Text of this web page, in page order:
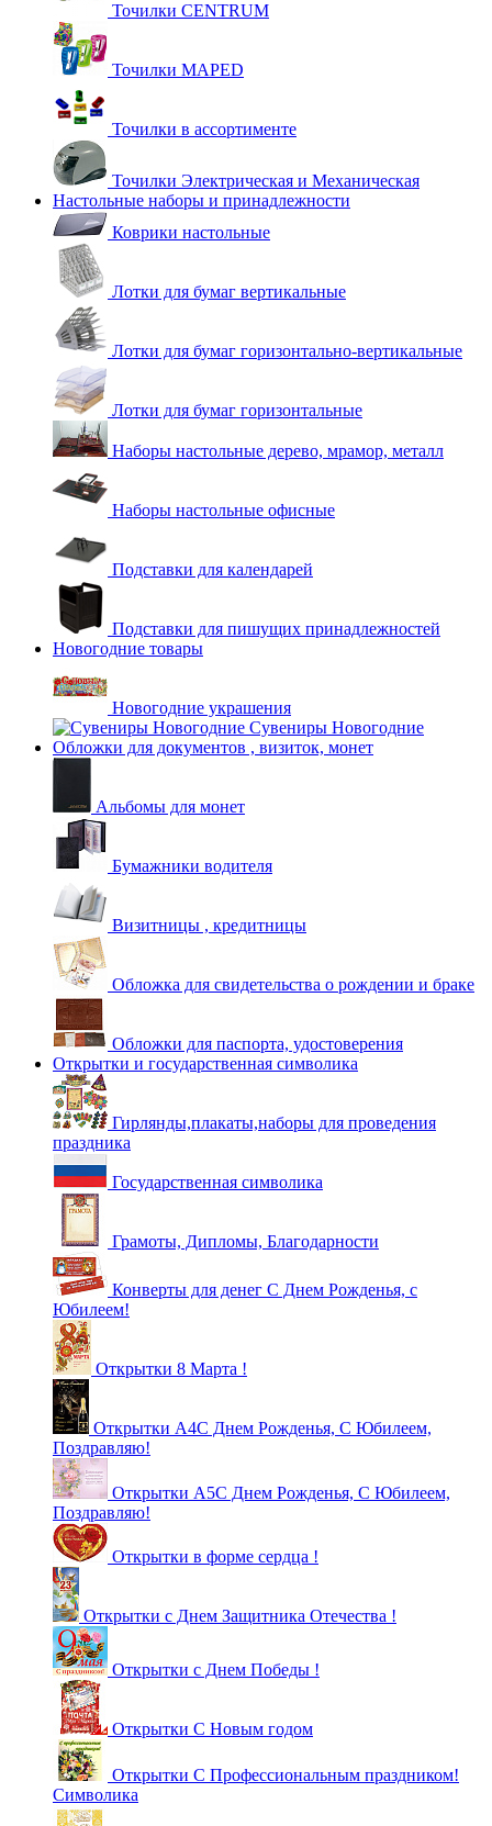
Точилки CENTRUM
Точилки MAPED
Точилки в ассортименте
Точилки Электрическая и Механическая
Настольные наборы и принадлежности
Коврики настольные
Лотки для бумаг вертикальные
Лотки для бумаг горизонтально-вертикальные
Лотки для бумаг горизонтальные
Наборы настольные дерево, мрамор, металл
Наборы настольные офисные
Подставки для календарей
Подставки для пишущих принадлежностей
Новогодние товары
Новогодние украшения
Сувениры Новогодние
Обложки для документов , визиток, монет
Альбомы для монет
Бумажники водителя
Визитницы , кредитницы
Обложка для свидетельства о рождении и браке
Обложки для паспорта, удостоверения
Открытки и государственная символика
Гирлянды,плакаты,наборы для проведения
праздника
Государственная символика
Грамоты, Дипломы, Благодарности
Конверты для денег С Днем Рожденья, с
Юбилеем!
Открытки 8 Марта !
Открытки А4С Днем Рожденья, С Юбилеем,
Поздравляю!
Открытки А5С Днем Рожденья, С Юбилеем,
Поздравляю!
Открытки в форме сердца !
Открытки с Днем Защитника Отечества !
Открытки с Днем Победы !
Открытки С Новым годом
Открытки С Профессиональным праздником!
Символика